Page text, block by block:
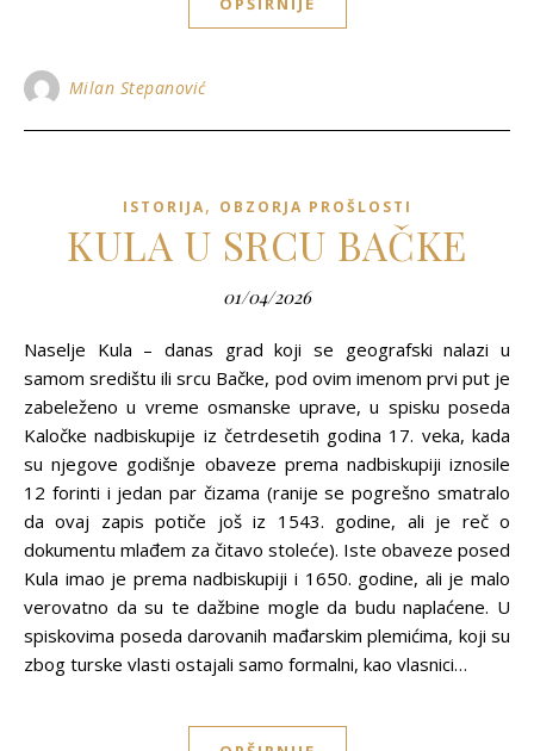
Milan Stepanović
ISTORIJA, OBZORJA PROŠLOSTI
KULA U SRCU BAČKE
01/04/2026
Naselje Kula – danas grad koji se geografski nalazi u
samom središtu ili srcu Bačke, pod ovim imenom prvi put je
zabeleženo u vreme osmanske uprave, u spisku poseda
Kaločke nadbiskupije iz četrdesetih godina 17. veka, kada
su njegove godišnje obaveze prema nadbiskupiji iznosile
12 forinti i jedan par čizama (ranije se pogrešno smatralo
da ovaj zapis potiče još iz 1543. godine, ali je reč o
dokumentu mlađem za čitavo stoleće). Iste obaveze posed
Kula imao je prema nadbiskupiji i 1650. godine, ali je malo
verovatno da su te dažbine mogle da budu naplaćene. U
spiskovima poseda darovanih mađarskim plemićima, koji su
zbog turske vlasti ostajali samo formalni, kao vlasnici…